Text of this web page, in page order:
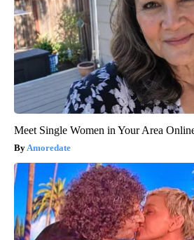
Meet Single Women in Your Area
Amoredate